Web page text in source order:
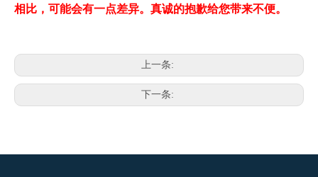
相比，可能会有一点差异。真诚的抱歉给您带来不便。
上一条:
下一条: